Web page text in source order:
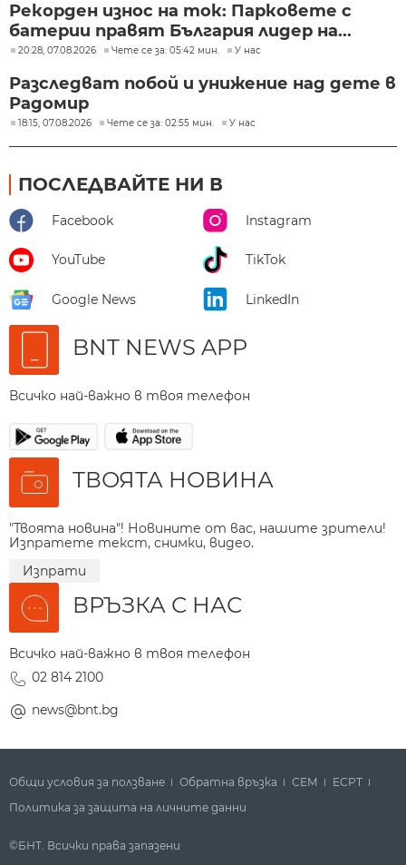
Рекорден износ на ток: Парковете с
батерии правят България лидер на...
20:28, 07.08.2026 Чете се за: 05:42 мин. У нас
Разследват побой и унижение над дете в
Радомир
18:15, 07.08.2026 Чете се за: 02:55 мин. У нас
ПОСЛЕДВАЙТЕ НИ В
Facebook Instagram
YouTube TikTok
Google News LinkedIn
BNT NEWS APP
Всичко най-важно в твоя телефон
ТВОЯТА НОВИНА
"Твоята новина"! Новините от вас, нашите зрители!
Изпратете текст, снимки, видео.
Изпрати
ВРЪЗКА С НАС
Всичко най-важно в твоя телефон
02 814 2100
news@bnt.bg
Общи условия за ползване Обратна връзка СЕМ
ECPT
Политика за защита на личните данни
©БНТ. Всички права запазени